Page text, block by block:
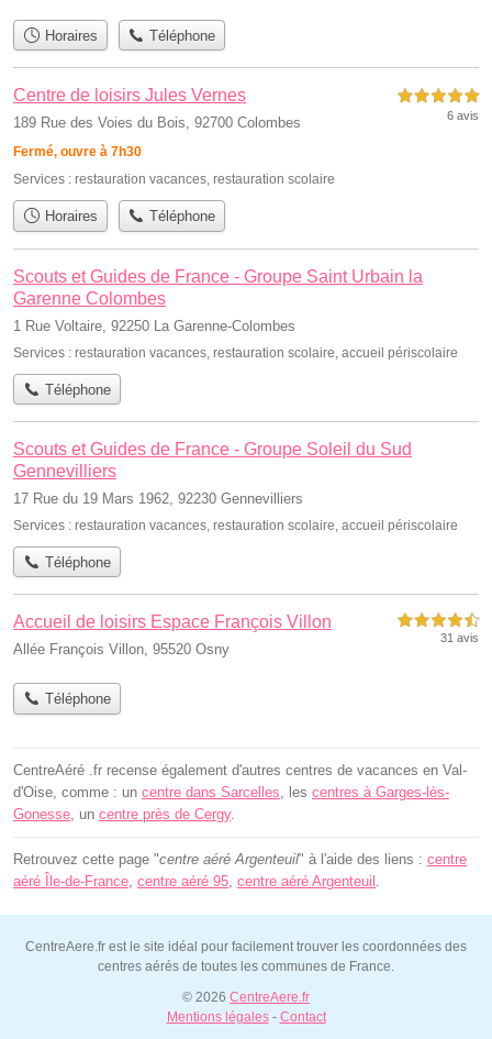
Horaires Téléphone
Centre de loisirs Jules Vernes
189 Rue des Voies du Bois, 92700 Colombes
Fermé, ouvre à 7h30
5,0 étoiles sur 5
6 avis
Services : restauration vacances, restauration scolaire
Horaires Téléphone
Scouts et Guides de France - Groupe Saint Urbain la
Garenne Colombes
1 Rue Voltaire, 92250 La Garenne-Colombes
Services : restauration vacances restauration scolaire accueil périscolaire
Téléphone
Scouts et Guides de France - Groupe Soleil du Sud
Gennevilliers
17 Rue du 19 Mars 1962, 92230 Gennevilliers
Services : restauration vacances, restauration scolaire, accueil périscolaire
Téléphone
Accueil de loisirs Espace François Villon
Allée François Villon, 95520 Osny
4,5 étoiles sur 5
31 avis
Téléphone
CentreAéré .fr recense également d'autres centres de vacances en Val-
d'Oise, comme : un centre dans Sarcelles , les centres à Garges-lès-
Gonesse , un centre près de Cergy.
Retrouvez cette page "centre aéré Argenteuil" à l'aide des liens : centre
aéré Île-de-France centre aéré 95 centre aéré Argenteuil
CentreAere.fr est le site idéal pour facilement trouver les coordonnées des
centres aérés de toutes les communes de France.
© 2026 CentreAere.fr
Mentions légales- Contact